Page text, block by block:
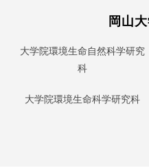
岡山
大学院環境生命自然科学研究
科
大学院環境生命科学研究科